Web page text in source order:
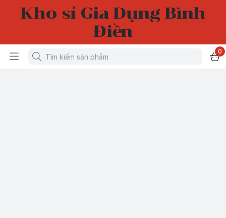
Kho sỉ Gia Dụng Bình
Điền
0